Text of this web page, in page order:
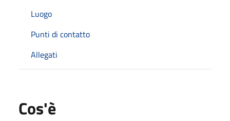
Luogo
Punti di contatto
Allegati
Cos'è